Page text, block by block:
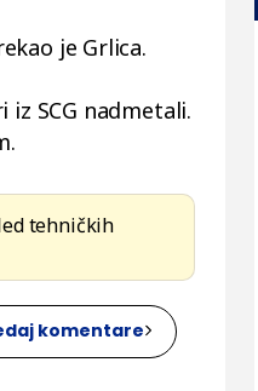
je Grlica.
SCG nadmetali.
tehničkih
komentare